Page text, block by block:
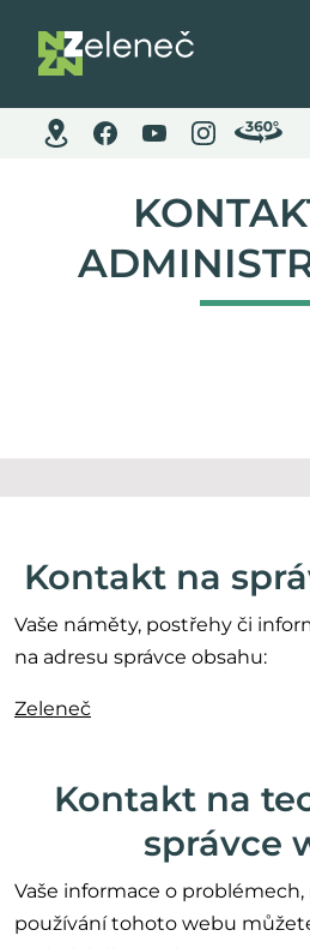
Kontakt na
Vaše náměty, postřehy či
na adresu správce obsahu:
Zeleneč
Kontakt na
správce
Vaše informace o
používání tohoto webu